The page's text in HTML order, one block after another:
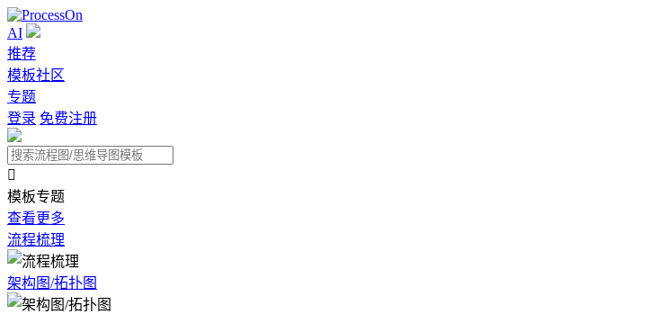
AI
推荐
模板社区
专题
登录 免费注册

模板专题
查看更多
流程梳理
架构图/拓扑图